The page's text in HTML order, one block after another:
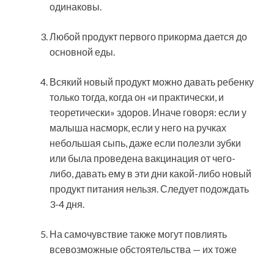
одинаковы.
Любой продукт первого прикорма дается до
основной еды.
Всякий новый продукт можно давать ребенку
только тогда, когда он «и практически, и
теоретически» здоров. Иначе говоря: если у
малыша насморк, если у него на ручках
небольшая сыпь, даже если полезли зубки
или была проведена вакцинация от чего-
либо, давать ему в эти дни какой-либо новый
продукт питания нельзя. Следует подождать
3-4 дня.
На самочувствие также могут повлиять
всевозможные обстоятельства — их тоже